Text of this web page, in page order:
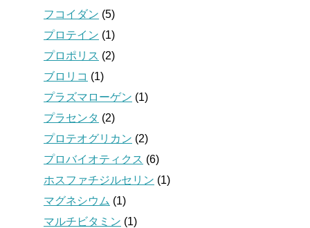
フコイダン (5)
プロテイン (1)
プロポリス (2)
ブロリコ (1)
プラズマローゲン (1)
プラセンタ (2)
プロテオグリカン (2)
プロバイオティクス (6)
ホスファチジルセリン (1)
マグネシウム (1)
マルチビタミン (1)